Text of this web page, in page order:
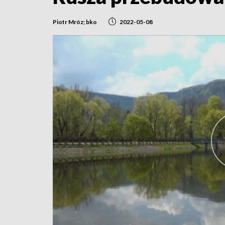
Piotr Mróz; bko 2022-05-08